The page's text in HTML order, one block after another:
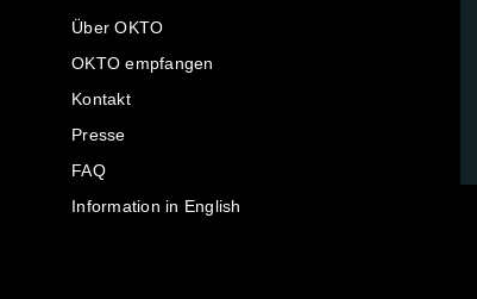
Über OKTO
OKTO empfangen
Kontakt
Presse
FAQ
Information in English